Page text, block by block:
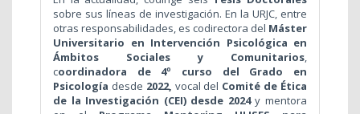
sobre sus líneas de investigación. En la URJC, entre
otras responsabilidades, es codirectora del Máster
Universitario en Intervención Psicológica en
Ámbitos Sociales y Comunitarios,
coordinadora de 4º curso del Grado en
Psicología desde 2022, vocal del Comité de Ética
de la Investigación (CEI) desde 2024y mentora